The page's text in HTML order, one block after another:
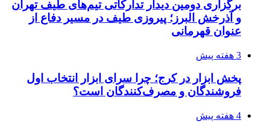
برگزاری دومین دیدار تدارکاتی تیم‌های طیف تهران
و آذرخش البرز؛ پیروزی طیف در مسیر دفاع از
عنوان قهرمانی
3 هفته پیش
پخش ابزار در کرج؛ چرا سرای ابزار انتخاب اول
فروشندگان و مصرف‌کنندگان است؟
4 هفته پیش